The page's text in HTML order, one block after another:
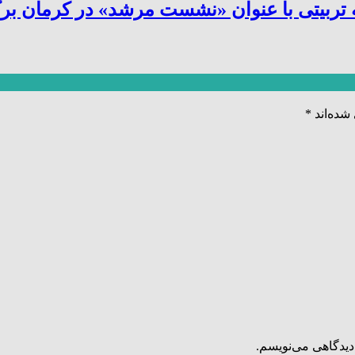
با عنوان «نشست مرشد» در کرمان
*
دیدگاهی می‌نویسم.